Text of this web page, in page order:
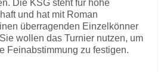
Die KSG steht für hohe
und hat mit Roman
überragenden Einzelkönner
wollen das Turnier nutzen, um
Feinabstimmung zu festigen.